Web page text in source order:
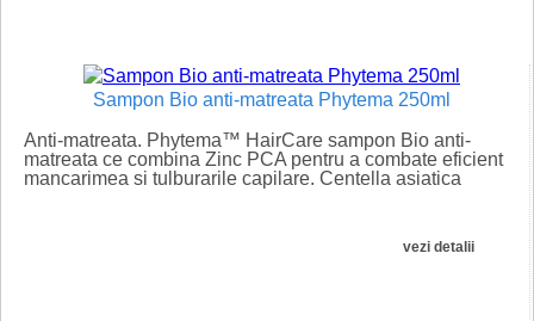
Sampon Bio anti-matreata Phytema 250ml
Anti-matreata. Phytema™ HairCare sampon Bio anti-
matreata ce combina Zinc PCA pentru a combate eficient
mancarimea si tulburarile capilare. Centella asiatica
vezi detalii